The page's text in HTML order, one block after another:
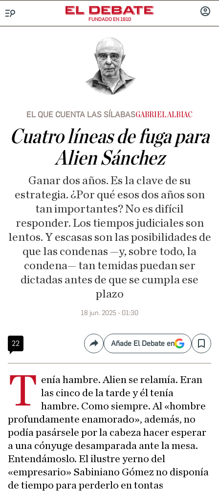
FUNDADO EN 1910
EL QUE CUENTA LAS SÍLABASGABRIEL ALBIAC
Cuatro líneas de fuga para
Alien Sánchez
Ganar dos años. Es la clave de su
estrategia. ¿Por qué esos dos años son
tan importantes? No es difícil
responder. Los tiempos judiciales son
lentos. Y escasas son las posibilidades de
que las condenas —y, sobre todo, la
condena— tan temidas puedan ser
dictadas antes de que se cumpla ese
plazo
18 jun. 2025 - 01:30
22 CompartirAñade El Debate en Save
T enía hambre. Alien se relamía. Eran
las cinco de la tarde y él tenía
hambre. Como siempre. Al «hombre
profundamente enamorado», además, no
podía pasársele por la cabeza hacer esperar
a una cónyuge desamparada ante la mesa.
Entendámoslo. El ilustre yerno del
«empresario» Sabiniano Gómez no disponía
de tiempo para perderlo en tontas